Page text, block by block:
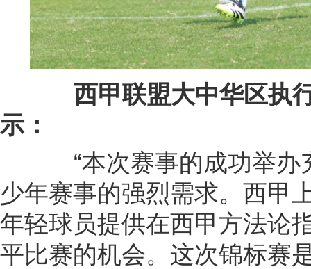
西甲联盟大中华区执
示：
“本次赛事的成功举办
少年赛事的强烈需求。西甲
年轻球员提供在西甲方法论
平比赛的机会。这次锦标赛